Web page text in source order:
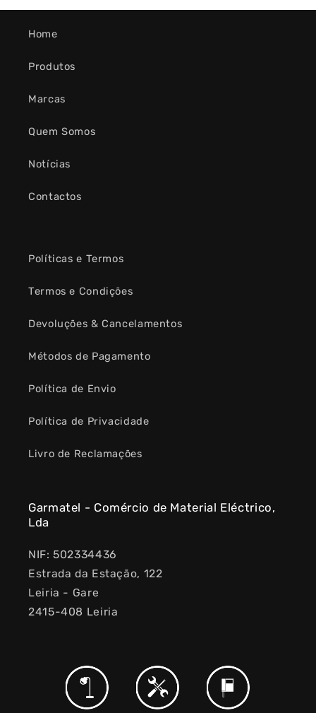
Home
Produtos
Marcas
Quem Somos
Notícias
Contactos
Políticas e Termos
Termos e Condições
Devoluções & Cancelamentos
Métodos de Pagamento
Política de Envio
Política de Privacidade
Livro de Reclamações
Garmatel - Comércio de Material Eléctrico,
Lda
NIF: 502334436
Estrada da Estação, 122
Leiria - Gare
2415-408 Leiria